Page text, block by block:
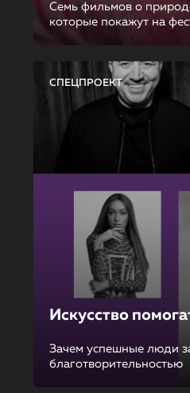
Семь фильмов о
которые покажут на
СПЕЦПРОЕКТ
Искусство
Зачем успешные люди
благотворительностью